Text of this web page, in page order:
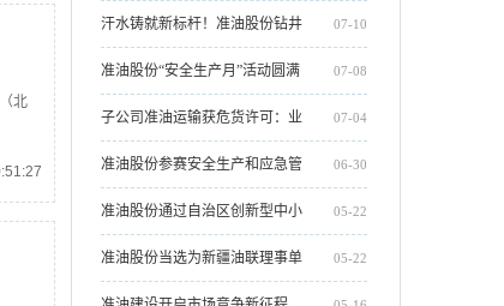
北
工开启人生新章
实测成功，获高度评价 07-10
汗水铸就新标杆！准油股份钻井
项目部创单日进尺712米新纪录 07-08
准油股份“安全生产月”活动圆满
收官 07-04
子公司准油运输获危货许可：业
务整合助力油服主业发展 06-30
准油股份参赛安全生产和应急管
理知识讲解大赛，两项作品摘得
荣誉
05-22
准油股份通过自治区创新型中小
企业复核 05-22
准油股份当选为新疆油联理事单